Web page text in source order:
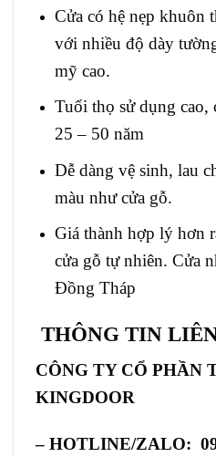
Cửa có hệ nẹp khuôn
với nhiều độ dày
mỹ cao.
Tuổi thọ sử dụng cao,
25 – 50 năm
Dễ dàng vệ sinh, lau
màu như cửa gỗ.
Giá thành hợp lý hơn
cửa gỗ tự nhiên. Cửa
Đồng Tháp
THÔNG TIN
CÔNG TY CỔ PHẦN
KINGDOOR
– HOTLINE/ZALO: